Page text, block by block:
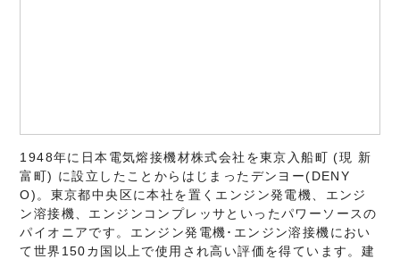
1948年に日本電気熔接機材株式会社を東京入船町 (現 新
富町) に設立したことからはじまったデンヨー(DENY
O)。東京都中央区に本社を置くエンジン発電機、エンジ
ン溶接機、エンジンコンプレッサといったパワーソースの
パイオニアです。エンジン発電機･エンジン溶接機におい
て世界150カ国以上で使用され高い評価を得ています。建